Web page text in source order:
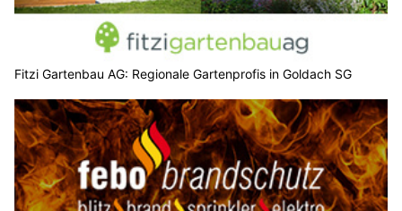
Fitzi Gartenbau AG: Regionale Gartenprofis in Goldach SG